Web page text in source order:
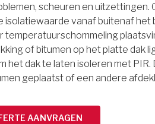
scheuren en uitzettingen.
isolatiewaarde vanaf buitenaf
temperatuurschommeling
of bitumen op het platte dak
het dak te laten isoleren met
geplaatst of een andere
AANVRAGEN